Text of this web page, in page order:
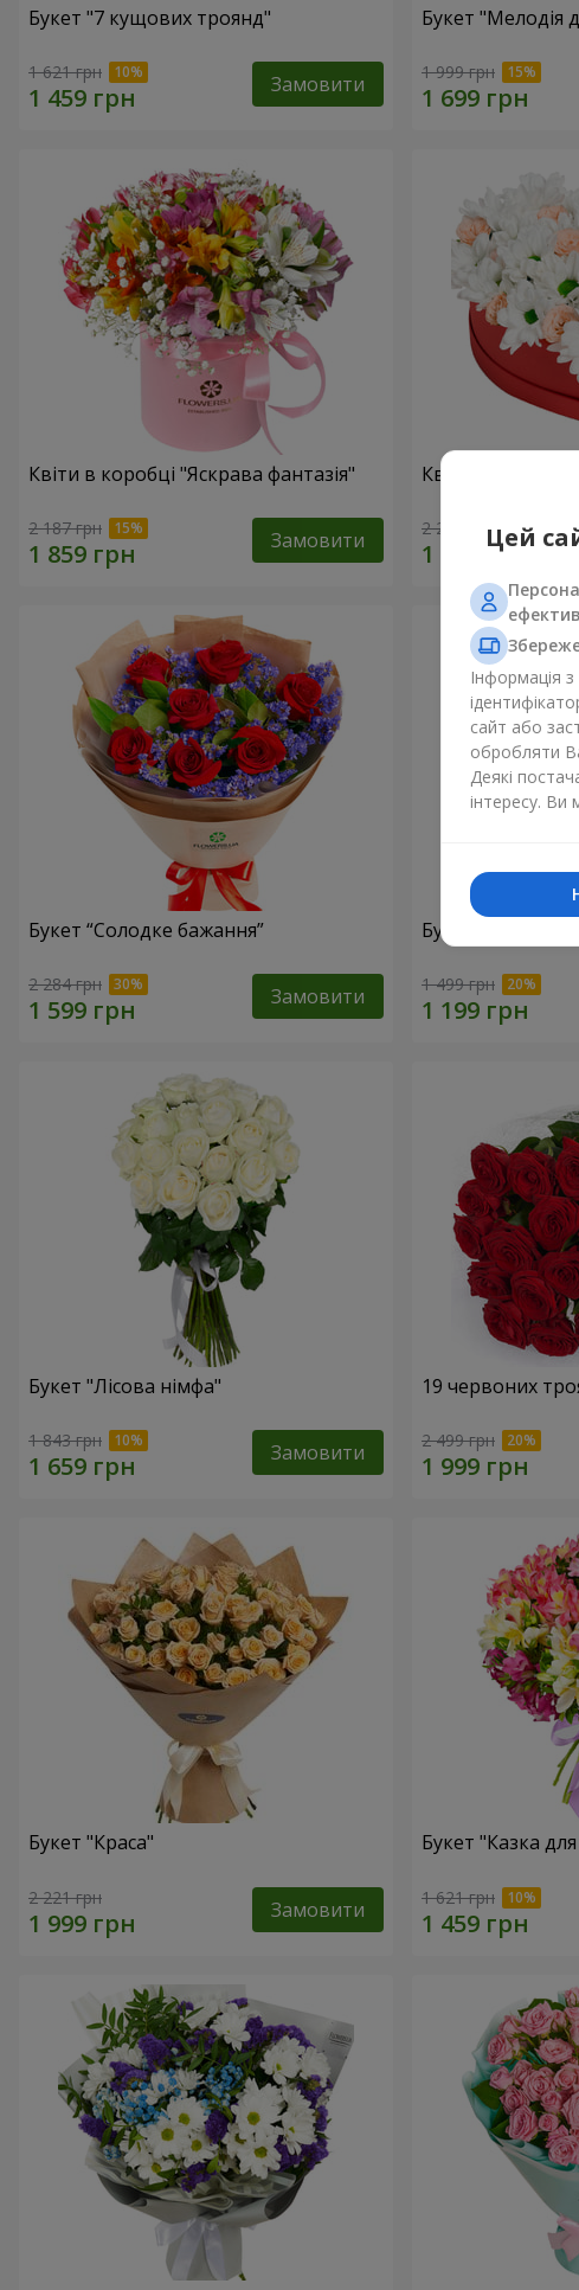
Букет "7 кущових троянд"
1 621 грн Замовити
Букет "Мелодія
1 999 грн
Квіти в коробці "Яскрава фантазія"
2 187 грн Замовити
Квіти в коробці
2 249 грн
Букет “Солодке бажання”
2 284 грн Замовити
Букет "Солодка
1 499 грн
Букет "Лісова німфа"
1 843 грн Замовити
19 червоних
2 499 грн
Букет "Краса"
2 221 грн Замовити
Букет "Казка
1 621 грн
Цей
Інформація
сайт або
обробляти
Деякі
інтересу. Ви